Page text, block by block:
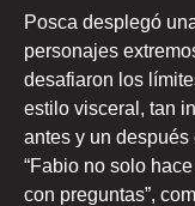
Posca desplegó
personajes
desafiaron los
estilo visceral, tan
antes y un
“Fabio no solo
con preguntas”,